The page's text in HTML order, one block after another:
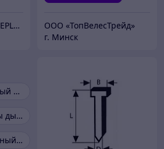
Интернет-магазин TEPLOLAB.BY / ООО "Лаборатория тепла"
ООО «ТопВелесТрейд»
г. Минск
Газовый коаксиальный комплект
Коаксиальные трубы дымоходы
Комплект коаксиальный 60 100